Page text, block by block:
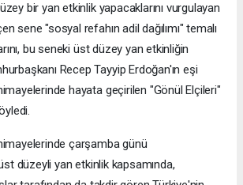
bir yan etkinlik yapacaklarını vurgulayan
sene "sosyal refahın adil dağılımı" temalı
bu seneki üst düzey yan etkinliğin
Recep Tayyip Erdoğan'ın eşi
hayata geçirilen "Gönül Elçileri"
çarşamba günü
düzeyli yan etkinlik kapsamında,